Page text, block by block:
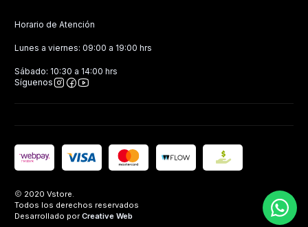
Horario de Atención
Lunes a viernes: 09:00 a 19:00 hrs
Sábado: 10:30 a 14:00 hrs
Síguenos
2020 Vstore.
Todos los derechos reservados
Desarrollado porCreative Web